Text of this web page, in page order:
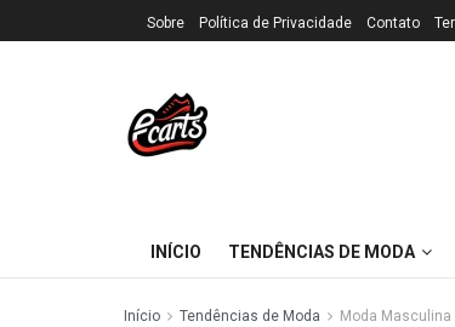
Sobre Política de Privacidade Contato
INÍCIO TENDÊNCIAS DE MODA
Início Tendências de Moda Moda Masculina